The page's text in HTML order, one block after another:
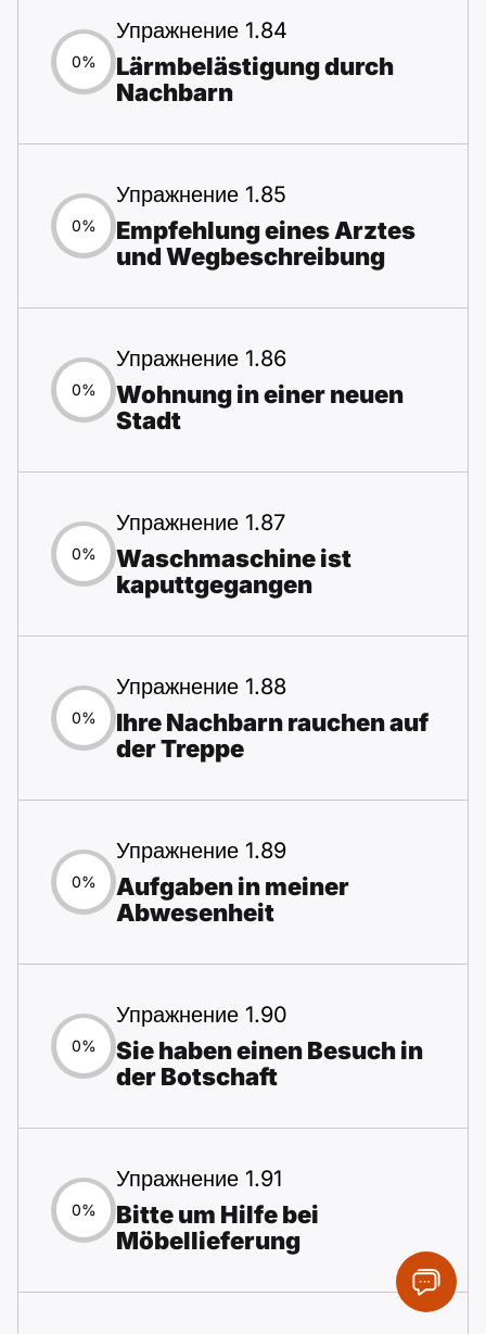
0%
Упражнение 1.84
Lärmbelästigung durch
Nachbarn
0%
Упражнение 1.85
Empfehlung eines Arztes
und Wegbeschreibung
0%
Упражнение 1.86
Wohnung in einer neuen
Stadt
0%
Упражнение 1.87
Waschmaschine ist
kaputtgegangen
0%
Упражнение 1.88
Ihre Nachbarn rauchen auf
der Treppe
0%
Упражнение 1.89
Aufgaben in meiner
Abwesenheit
0%
Упражнение 1.90
Sie haben einen Besuch in
der Botschaft
0%
Упражнение 1.91
Bitte um Hilfe bei
Möbellieferung